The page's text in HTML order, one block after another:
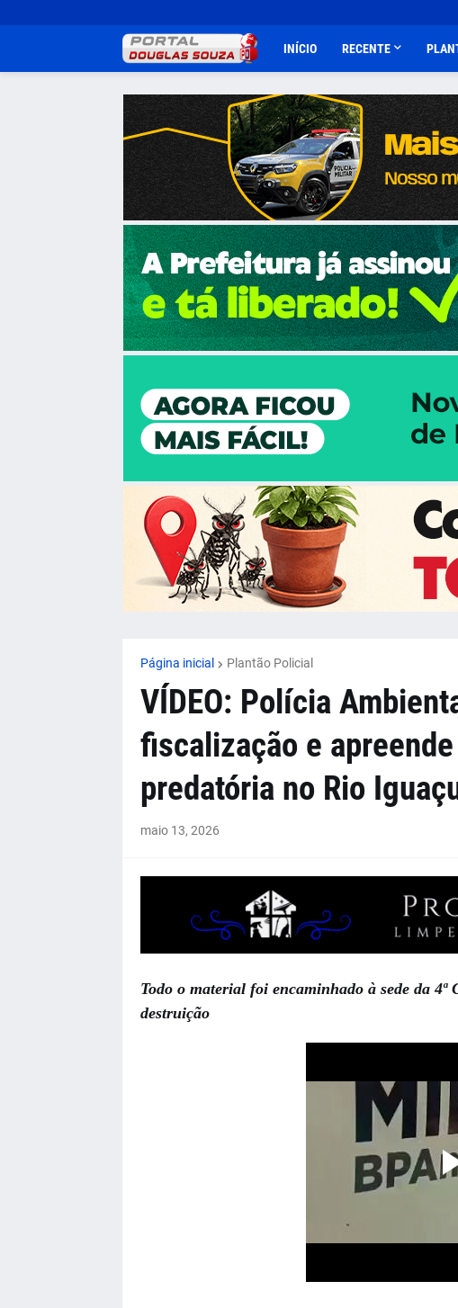
INÍCIO RECENTE
Página inicial Plantão Policial
VÍDEO: Polícia
fiscalização e
predatória no Rio
maio 13, 2026
Todo o material foi encaminhado à sede da
destruição